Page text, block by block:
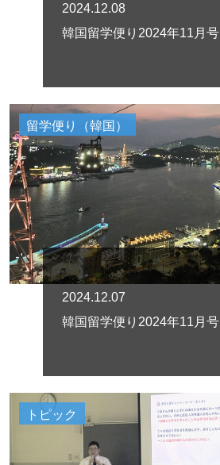
2024.12.08
韓国留学便り2024年11月号
留学便り（韓国）
2024.12.07
韓国留学便り2024年11月号
トピック